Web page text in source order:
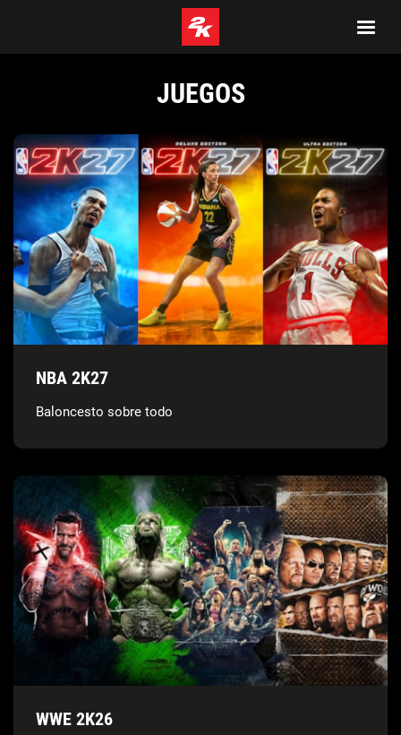
JUEGOS
NBA 2K27
Baloncesto sobre todo
WWE 2K26